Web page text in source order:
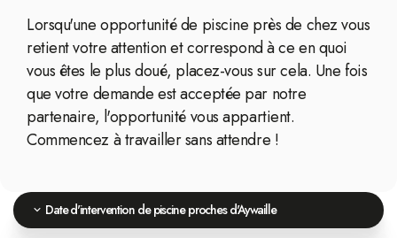
Lorsqu'une opportunité de piscine près de chez vous
retient votre attention et correspond à ce en quoi
vous êtes le plus doué, placez-vous sur cela. Une fois
que votre demande est acceptée par notre
partenaire, l'opportunité vous appartient.
Commencez à travailler sans attendre !
Date d'intervention de piscine proches d'Aywaille